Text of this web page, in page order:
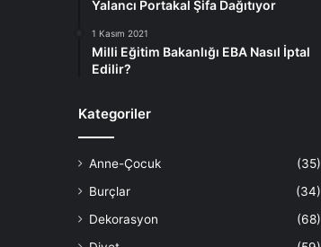
Yalancı Portakal Şifa Dağıtıyor
1 Kasım 2021
Milli Eğitim Bakanlığı EBA Nasıl İptal
Edilir?
Kategoriler
Anne-Çocuk
(35)
Burçlar
(34)
Dekorasyon
(68)